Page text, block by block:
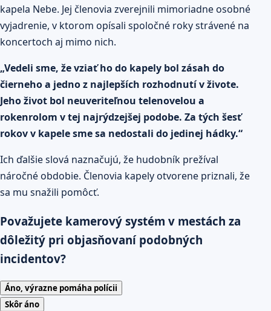
kapela Nebe. Jej členovia zverejnili mimoriadne osobné
vyjadrenie, v ktorom opísali spoločné roky strávené na
koncertoch aj mimo nich.
„Vedeli sme, že vziať ho do kapely bol zásah do
čierneho a jedno z najlepších rozhodnutí v živote.
Jeho život bol neuveriteľnou telenovelou a
rokenrolom v tej najrýdzejšej podobe. Za tých šesť
rokov v kapele sme sa nedostali do jedinej hádky.“
Ich ďalšie slová naznačujú, že hudobník prežíval
náročné obdobie. Členovia kapely otvorene priznali, že
sa mu snažili pomôcť.
Považujete kamerový systém v mestách za
dôležitý pri objasňovaní podobných
incidentov?
Áno, výrazne pomáha polícii
Skôr áno